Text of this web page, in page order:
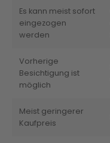
Es kann meist sofort
eingezogen
werden
Vorherige
Besichtigung ist
möglich
Meist geringerer
Kaufpreis